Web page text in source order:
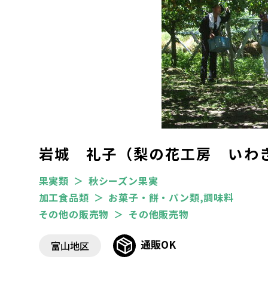
岩城 礼子（梨の花工房 いわ
果実類
秋シーズン果実
加工食品類
お菓子・餅・パン類,調味料
その他の販売物
その他販売物
富山地区 通販OK